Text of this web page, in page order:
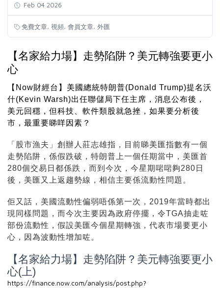
Feb 04 2026
免費文章, 視頻, 會員文章, 外匯
【名家給力場】走勢陷阱？美元轉強要更小
心
【Now財經台】美國總統特朗普(Donald Trump)提名沃
什(Kevin Warsh)出任聯儲局下任主席，消息公布後，
美元回穩，但科技、軟件類股就急挫，如果要分析後
市，最重要睇咩因素？
「股市漁夫」創辦人莊志雄指，目前睇美匯指數有一個
走勢陷阱，係假跌破，特朗普上一個任期當中，美匯首
280個交易日都係跌，而到今次，今星期啱啱夠280日
後，美匯又上返趨勢線，相信主要係流動性問題。
佢又話，美國流動性偏弱唔係第一次，2019年當時都出
現同樣問題，而今次主要因為政府停擺，令TGA抽走咗
部份流動性，假設美匯今個星期轉強，代表市場要更小
心，因為波動性增加咗。
【名家給力場】走勢陷阱？美元轉強要更小
心(上)
https://finance.now.com/analysis/post.php?